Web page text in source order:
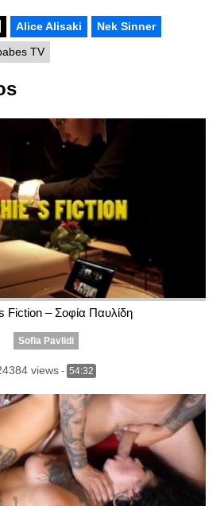
Alice Alisaki
Nek Sinner
TV
Fiction – Σοφία Παυλίδη
Sofia Pavlidi
views - 54:32